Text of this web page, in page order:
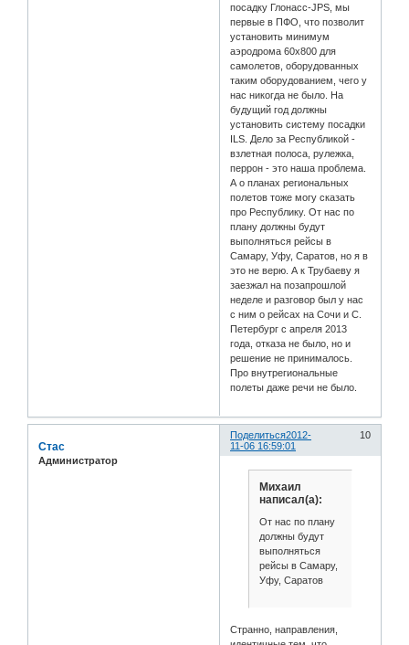
посадку Глонасс-JPS, мы
первые в ПФО, что позволит
установить минимум
аэродрома 60х800 для
самолетов, оборудованных
таким оборудованием, чего у
нас никогда не было. На
будущий год должны
установить систему посадки
ILS. Дело за Республикой -
взлетная полоса, рулежка,
перрон - это наша проблема.
А о планах региональных
полетов тоже могу сказать
про Республику. От нас по
плану должны будут
выполняться рейсы в
Самару, Уфу, Саратов, но я в
это не верю. А к Трубаеву я
заезжал на позапрошлой
неделе и разговор был у нас
с ним о рейсах на Сочи и С.
Петербург с апреля 2013
года, отказа не было, но и
решение не принималось.
Про внутрегиональные
полеты даже речи не было.
Поделиться 10
2012-
11-06 16:59:01
Стас
Администратор
Михаил
написал(а):
От нас по плану
должны будут
выполняться
рейсы в Самару,
Уфу, Саратов
Странно, направления,